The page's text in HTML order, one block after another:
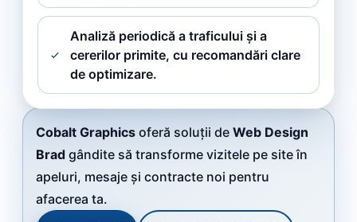
Analiză periodică a traficului și a
cererilor primite, cu recomandări clare
de optimizare.
Cobalt Graphics oferă soluții de Web Design
Brad gândite să transforme vizitele pe site în
apeluri, mesaje și contracte noi pentru
afacerea ta.